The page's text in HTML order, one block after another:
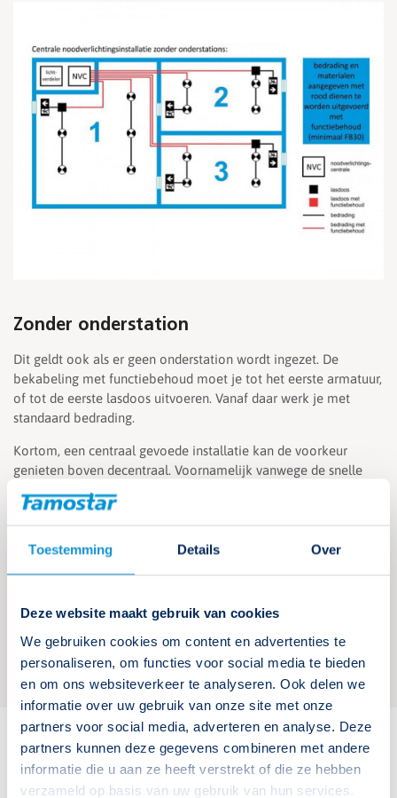
Toestemming Details Over
Deze website maakt gebruik van cookies
We gebruiken cookies om content en advertenties te
personaliseren, om functies voor social media te bieden
en om ons websiteverkeer te analyseren. Ook delen we
informatie over uw gebruik van onze site met onze
partners voor social media, adverteren en analyse. Deze
partners kunnen deze gegevens combineren met andere
informatie die u aan ze heeft verstrekt of die ze hebben
verzameld op basis van uw gebruik van hun services.
Zonder onderstation
Dit geldt ook als er geen onderstation wordt ingezet. De
bekabeling met functiebehoud moet je tot het eerste armatuur,
of tot de eerste lasdoos uitvoeren. Vanaf daar werk je met
standaard bedrading.
Kortom, een centraal gevoede installatie kan de voorkeur
genieten boven decentraal. Voornamelijk vanwege de snelle
accuwissel en armaturen die lastig te bereiken zijn.
met de gewijzigde eisen vanuit de NEN 1010, zoals hierboven
omschreven. Wil je geen rekening hoeven te houden met
Neem contact op voor advies als je twijfelt welke oplossing in
jouw project het beste is!